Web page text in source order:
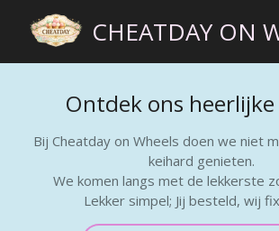
direct
hoofdinhoud
CHEATDAY ON
Ontdek ons
Bij Cheatday on Wheels doen we niet
keihard genieten.
We komen langs met de lekkerste
Lekker simpel; Jij besteld, wij